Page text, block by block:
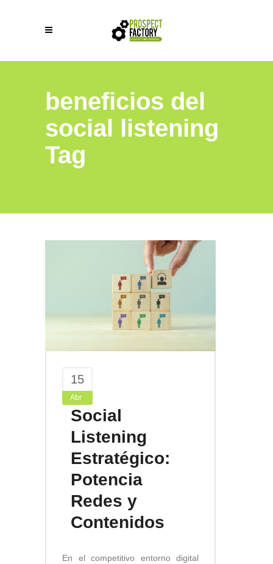
beneficios del
social listening
Tag
15
Abr
Social
Listening
Estratégico:
Potencia
Redes y
Contenidos
En el competitivo entorno digital